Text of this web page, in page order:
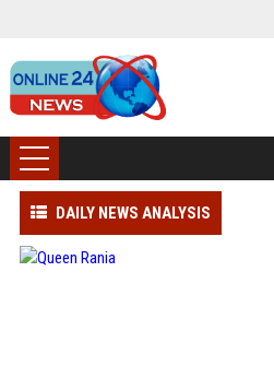
DAILY NEWS ANALYSIS